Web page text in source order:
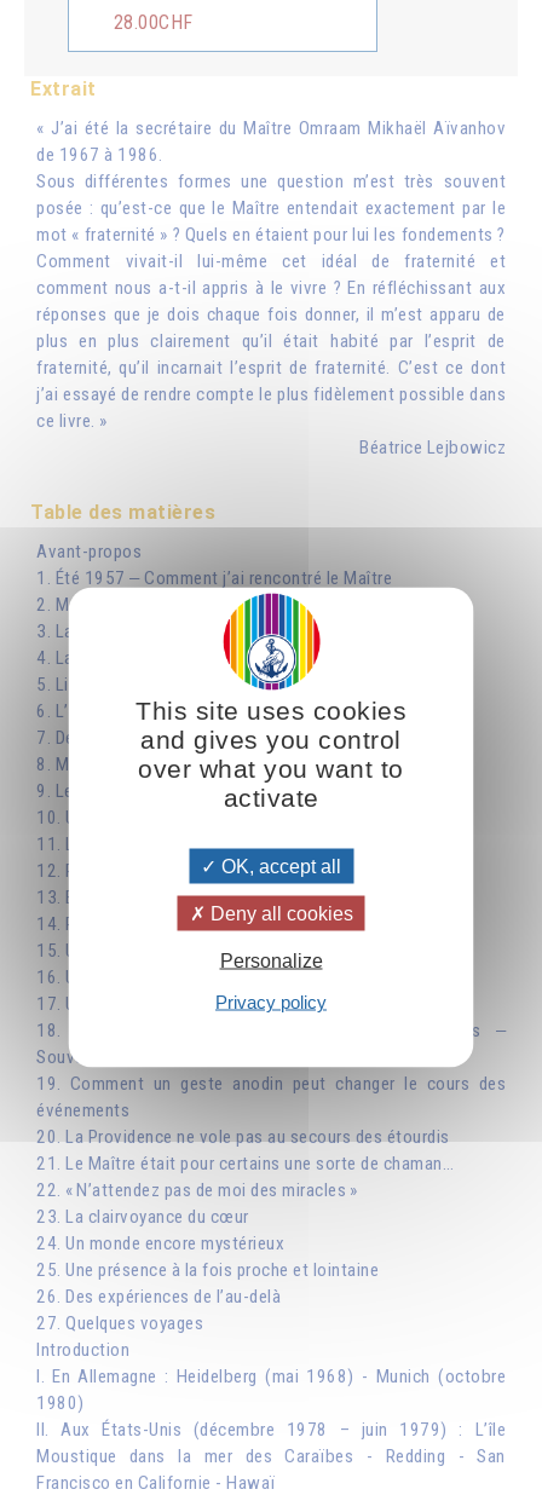
28.00CHF
Extrait
« J’ai été la secrétaire du Maître Omraam Mikhaël Aïvanhov
de 1967 à 1986.
Sous différentes formes une question m’est très souvent
posée : qu’est-ce que le Maître entendait exactement par le
mot « fraternité » ? Quels en étaient pour lui les fondements ?
Comment vivait-il lui-même cet idéal de fraternité et
comment nous a-t-il appris à le vivre ? En réfléchissant aux
réponses que je dois chaque fois donner, il m’est apparu de
plus en plus clairement qu’il était habité par l’esprit de
fraternité, qu’il incarnait l’esprit de fraternité. C’est ce dont
j’ai essayé de rendre compte le plus fidèlement possible dans
ce livre. »
Béatrice Lejbowicz
Table des matières
Avant-propos
1. Été 1957 ‒ Comment j’ai rencontré le Maître
2. Mes premières années auprès du Maître
3. La Fraternité Blanche Universelle en France
4. La fraternité : son fondement dans les Évangiles
5. Liberté, Égalité, Fraternité
6. L’esprit de fraternité, une conscience de l’universel
7. Des foyers de lumière
8. Mon apprentissage de secrétaire
9. Le Maître dans la vie quotidienne
10. Un enseignement oral
11. L’éblouissement d’une première rencontre, et après…
12. Philosophe, mais surtout pédagogue
13. Enfants et adolescents
14. Préserver l’harmonie dans les familles
15. Un excellent conseiller d’orientation !…
16. Un Maître spirituel dans la société
17. Un auditoire très divers
18. La compréhension intuitive des cœurs simples ‒
Souvenirs de Castelrama
19. Comment un geste anodin peut changer le cours des
événements
20. La Providence ne vole pas au secours des étourdis
21. Le Maître était pour certains une sorte de chaman…
22. « N’attendez pas de moi des miracles »
23. La clairvoyance du cœur
24. Un monde encore mystérieux
25. Une présence à la fois proche et lointaine
26. Des expériences de l’au-delà
27. Quelques voyages
Introduction
I. En Allemagne : Heidelberg (mai 1968) - Munich (octobre
1980)
II. Aux États-Unis (décembre 1978 – juin 1979) : L’île
Moustique dans la mer des Caraïbes - Redding - San
Francisco en Californie - Hawaï
This site uses cookies
and gives you control
over what you want to
activate
OK, accept all
Deny all cookies
Personalize
Privacy policy